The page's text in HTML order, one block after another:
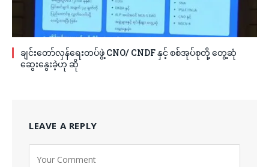
ချင်းတော်လှန်ရေးတပ်ဖွဲ့ CNO/ CNDF နှင့် စစ်အုပ်စုတို့ တွေ့ဆုံ
ဆွေးနွေးခဲ့ဟု ဆို
LEAVE A REPLY